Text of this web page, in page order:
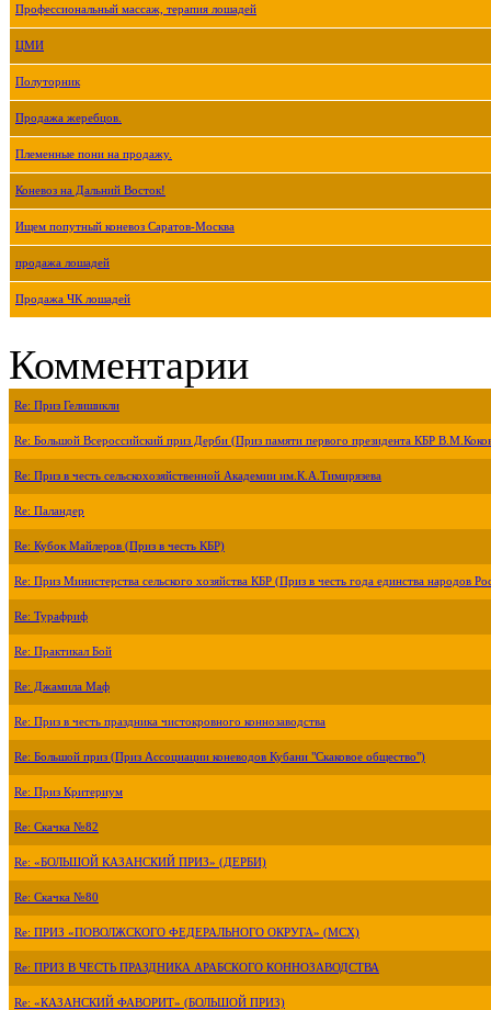
Профессиональный массаж, терапия лошадей
ЦМИ
Полуторник
Продажа жеребцов.
Племенные пони на продажу.
Коневоз на Дальний Восток!
Ищем попутный коневоз Саратов-Москва
продажа лошадей
Продажа ЧК лошадей
Комментарии
Re: Приз Гелишикли
Re: Большой Всероссийский приз Дерби (Приз памяти первого президента КБР
Re: Приз в честь сельскохозяйственной Академии им.К.А.Тимирязева
Re: Паландер
Re: Кубок Майлеров (Приз в честь КБР)
Re: Приз Министерства сельского хозяйства КБР (Приз в честь года единства народов
Re: Турафриф
Re: Практикал Бой
Re: Джамила Маф
Re: Приз в честь праздника чистокровного коннозаводства
Re: Большой приз (Приз Ассоциации коневодов Кубани "Скаковое общество")
Re: Приз Критериум
Re: Скачка №82
Re: «БОЛЬШОЙ КАЗАНСКИЙ ПРИЗ» (ДЕРБИ)
Re: Скачка №80
Re: ПРИЗ «ПОВОЛЖСКОГО ФЕДЕРАЛЬНОГО ОКРУГА» (МСХ)
Re: ПРИЗ В ЧЕСТЬ ПРАЗДНИКА АРАБСКОГО КОННОЗАВОДСТВА
Re: «КАЗАНСКИЙ ФАВОРИТ» (БОЛЬШОЙ ПРИЗ)